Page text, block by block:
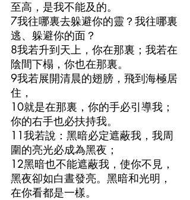
至高，是我不能及的。
7我往哪裏去躲避你的靈？我往哪裏
逃、躲避你的面？
8我若升到天上，你在那裏；我若在
陰間下榻，你也在那裏。
9我若展開清晨的翅膀，飛到海極居
住，
10就是在那裏，你的手必引導我；
你的右手也必扶持我。
11我若說：黑暗必定遮蔽我，我周
圍的亮光必成為黑夜；
12黑暗也不能遮蔽我，使你不見，
黑夜卻如白晝發亮。黑暗和光明，
在你看都是一樣。